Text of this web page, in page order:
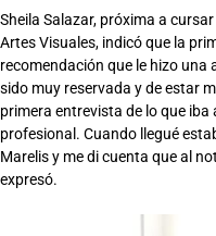
Sheila Salazar, próxima a
Artes Visuales, indicó que la
recomendación que le hizo una
sido muy reservada y de estar
primera entrevista de lo que
profesional. Cuando llegué
Marelis y me di cuenta que al
expresó.